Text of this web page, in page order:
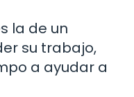
la de un
su trabajo,
a ayudar a